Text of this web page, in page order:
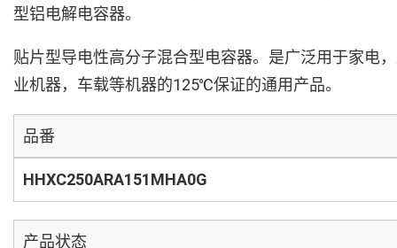
型铝电解电容器。
贴片型导电性高分子混合型电容器。是广泛用于家电
业机器，车载等机器的125℃保证的通用产品。
品番
HHXC250ARA151MHA0G
产品状态